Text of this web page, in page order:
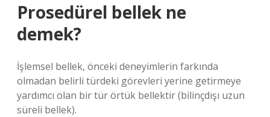
Prosedürel bellek ne
demek?
İşlemsel bellek, önceki deneyimlerin farkında
olmadan belirli türdeki görevleri yerine getirmeye
yardımcı olan bir tür örtük bellektir (bilinçdışı uzun
süreli bellek).